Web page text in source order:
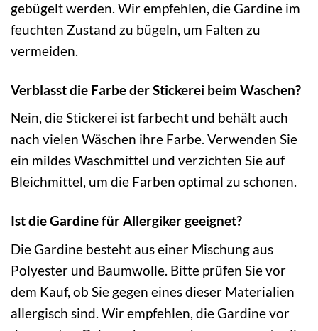
gebügelt werden. Wir empfehlen, die Gardine im
feuchten Zustand zu bügeln, um Falten zu
vermeiden.
Verblasst die Farbe der Stickerei beim Waschen?
Nein, die Stickerei ist farbecht und behält auch
nach vielen Wäschen ihre Farbe. Verwenden Sie
ein mildes Waschmittel und verzichten Sie auf
Bleichmittel, um die Farben optimal zu schonen.
Ist die Gardine für Allergiker geeignet?
Die Gardine besteht aus einer Mischung aus
Polyester und Baumwolle. Bitte prüfen Sie vor
dem Kauf, ob Sie gegen eines dieser Materialien
allergisch sind. Wir empfehlen, die Gardine vor